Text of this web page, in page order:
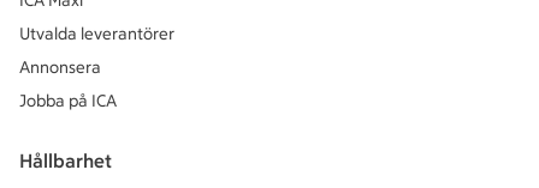
Utvalda leverantörer
Annonsera
Jobba på ICA
Hållbarhet